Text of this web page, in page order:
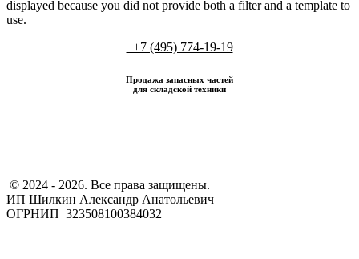
displayed because you did not provide both a filter and a template to
use.
+7 (495) 774-19-19
Продажа запасных частей
для складской техники
​ © 2024 - 2026. Все права защищены.
ИП Шилкин Александр Анатольевич
ОГРНИП 323508100384032